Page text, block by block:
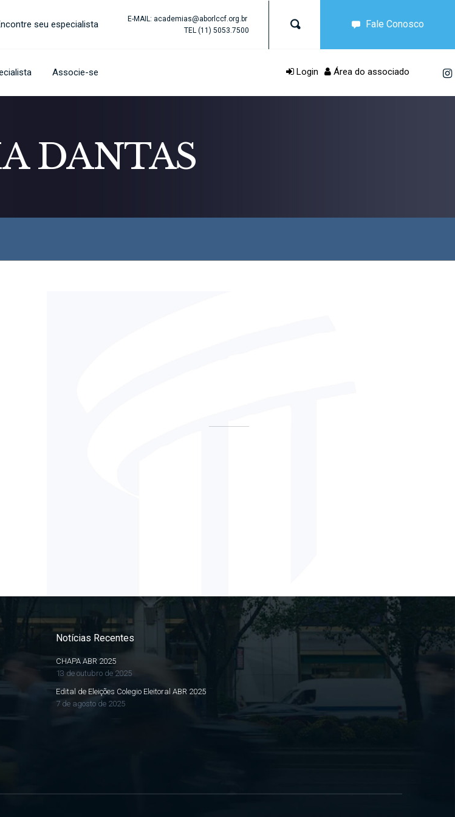
seu especialista
E-MAIL: academias@aborlccf.org.br
TEL (11) 5053.7500
Fale Conosco
Associe-se Login Área do associado
DANTAS
Notícias Recentes
CHAPA ABR 2025
13 de outubro de 2025
Edital de Eleições Colegio Eleitoral ABR 2025
7 de agosto de 2025